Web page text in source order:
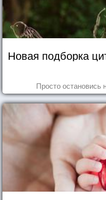
Новая подборка
Просто остановись